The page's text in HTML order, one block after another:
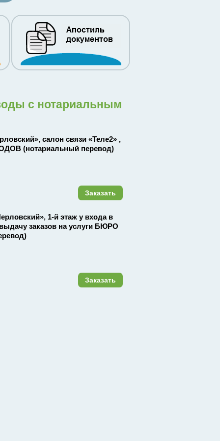
с нотариальным
салон связи «Теле2» ,
(нотариальный перевод)
Заказать
1-й этаж у входа в
заказов на услуги БЮРО
Заказать